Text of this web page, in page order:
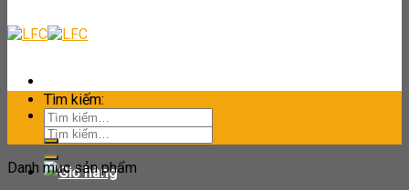
Tìm kiếm:
Tìm kiếm:
Danh mục sản phẩm